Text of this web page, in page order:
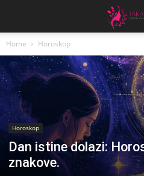
Home Horoskop
Horoskop
Dan istine dolazi:
znakove.